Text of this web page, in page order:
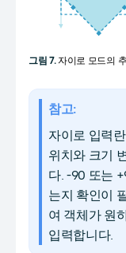
그림 7.자이로 모드의
참고:
자이로 입력
위치와 크기
다. -90 또는
는지 확인이
여 객체가 원
입력합니다.